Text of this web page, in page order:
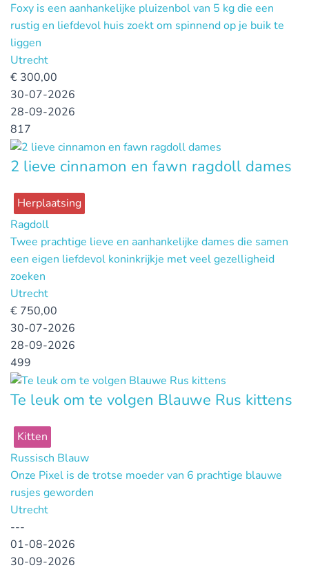
Foxy is een aanhankelijke pluizenbol van 5 kg die een
rustig en liefdevol huis zoekt om spinnend op je buik te
liggen
Utrecht
€ 300,00
30-07-2026
28-09-2026
817
2 lieve cinnamon en fawn ragdoll dames
Herplaatsing
Ragdoll
Twee prachtige lieve en aanhankelijke dames die samen
een eigen liefdevol koninkrijkje met veel gezelligheid
zoeken
Utrecht
€ 750,00
30-07-2026
28-09-2026
499
Te leuk om te volgen Blauwe Rus kittens
Kitten
Russisch Blauw
Onze Pixel is de trotse moeder van 6 prachtige blauwe
rusjes geworden
Utrecht
---
01-08-2026
30-09-2026